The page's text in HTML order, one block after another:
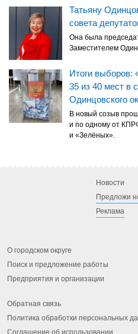
Татьяну
совета
Она была
Заместителем
Итоги выборов:
35 из 40 мест в
Одинцовского
В новый созыв
и по одному от
и «Зелёных».
Новости
Предложи
Реклама
О городском округе
Поиск и предложение работы
Предприятия и организации
Обратная связь
Политика обработки персональных